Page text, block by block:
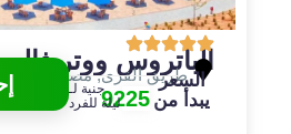
الباتروس ووتر فالى
طريق القرى, مصر الغردقة
السعر
يبدأ من 9225جنية لـ
ليلة للفرد